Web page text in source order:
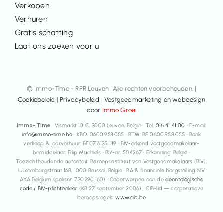
Verkopen
Verhuren
Gratis schatting
Laat ons zoeken voor u
© Immo-Time - RPR Leuven • Alle rechten voorbehouden. |
Cookiebeleid | Privacybeleid |Vastgoedmarketing en webdesign
door Immo Groei
Immo-Time · Vismarkt 10 C, 3000 Leuven, België · Tel: 016 41 41 00 · E-mail:
info@immo-time.be · KBO: 0600.958.055 · BTW: BE 0600.958.055 · Bank
verkoop & jaarverhuur: BE07 6135 1119 · BIV-erkend vastgoedmakelaar-
bemiddelaar: Filip Machiels · BIV-nr. 504267 · Erkenning: België ·
Toezichthoudende autoriteit: Beroepsinstituut van Vastgoedmakelaars (BIV),
Luxemburgstraat 16B, 1000 Brussel, België · BA & financiële borgstelling: NV
AXA Belgium (polisnr. 730.390.160) · Onderworpen aan de deontologische
code / BIV-plichtenleer (KB 27 september 2006) · CIB-lid — corporatieve
beroepsregels:www.cib.be